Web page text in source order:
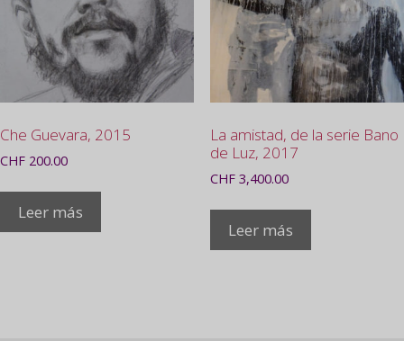
Che Guevara, 2015
CHF 200.00
Leer más
La amistad, de la serie Bano
de Luz, 2017
CHF3,400.00
Leer más